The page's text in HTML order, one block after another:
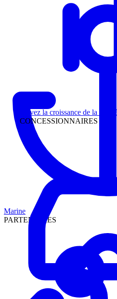
Suivez la croissance de la piste
CONCESSIONNAIRES
Marine
PARTENAIRES